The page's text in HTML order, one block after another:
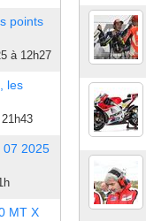
points
à 12h27
les
07 2025
MT X